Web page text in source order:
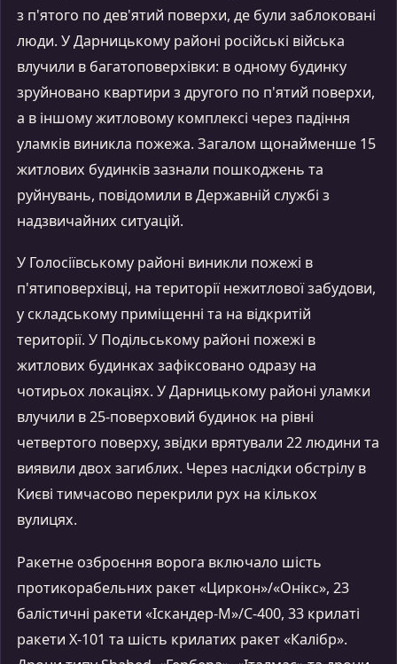
з п'ятого по дев'ятий поверхи, де були заблоковані
люди. У Дарницькому районі російські війська
влучили в багатоповерхівки: в одному будинку
зруйновано квартири з другого по п'ятий поверхи,
а в іншому житловому комплексі через падіння
уламків виникла пожежа. Загалом щонайменше 15
житлових будинків зазнали пошкоджень та
руйнувань, повідомили в Державній службі з
надзвичайних ситуацій.
У Голосіївському районі виникли пожежі в
п'ятиповерхівці, на території нежитлової забудови,
у складському приміщенні та на відкритій
території. У Подільському районі пожежі в
житлових будинках зафіксовано одразу на
чотирьох локаціях. У Дарницькому районі уламки
влучили в 25-поверховий будинок на рівні
четвертого поверху, звідки врятували 22 людини та
виявили двох загиблих. Через наслідки обстрілу в
Києві тимчасово перекрили рух на кількох
вулицях.
Ракетне озброєння ворога включало шість
протикорабельних ракет «Циркон»/«Онікс», 23
балістичні ракети «Іскандер-М»/С-400, 33 крилаті
ракети Х-101 та шість крилатих ракет «Калібр».